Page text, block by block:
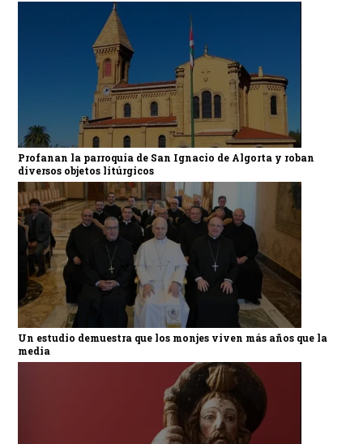
Profanan la parroquia de San Ignacio de Algorta y roban
diversos objetos litúrgicos
Un estudio demuestra que los monjes viven más años que la
media